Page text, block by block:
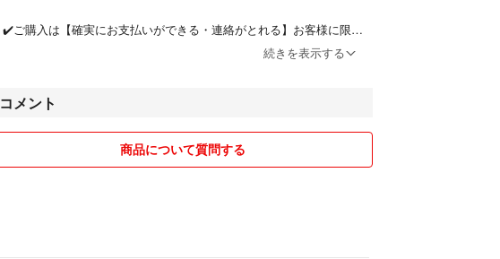
✔️個数変更クリック⬇
出品中
● #～激安～お願いですプロフお読み下さい
□販売中のみ表示を☑️して下さい
✔️ご購入は【確実にお支払いができる・連絡がとれる】お客様に限ら
ージにて確認をお願い致します❗
●ラクマ不具合、出品してますが表示されない不具合が発生しており
ます。
続きを表示する
コメント
商品について質問する